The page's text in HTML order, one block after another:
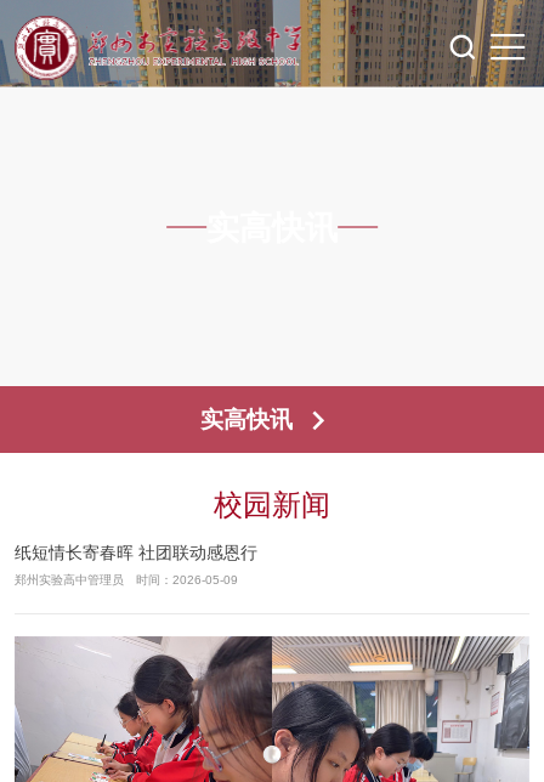
实高快讯
校园新闻
纸短情长寄春晖 社团联动感恩行
郑州实验高中管理员 时间：2026-05-09